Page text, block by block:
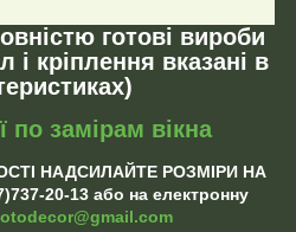
готові вироби
і кріплення вказані в
по замірам вікна
НАДСИЛАЙТЕ РОЗМІРИ НА
20-13 або на електронну